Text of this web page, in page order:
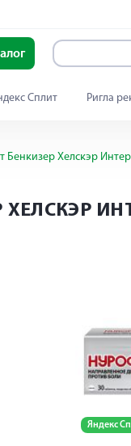
Сплит Ригла
Бенкизер Хелскэр
ХЕЛСКЭР
Яндекс